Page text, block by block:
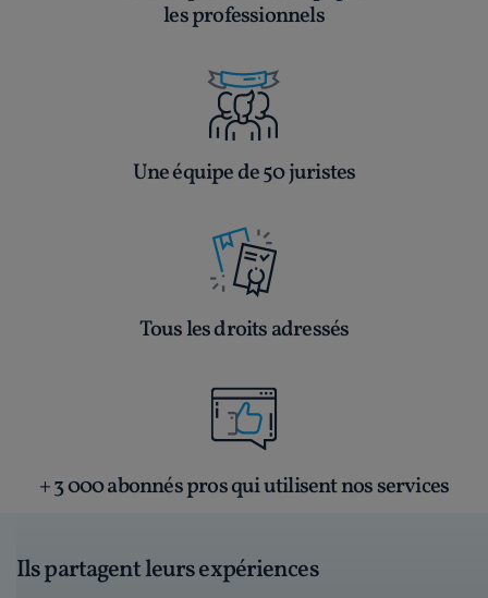
les professionnels
Une équipe de 50 juristes
Tous les droits adressés
+ 3 000 abonnés pros qui utilisent nos services
Ils partagent leurs expériences